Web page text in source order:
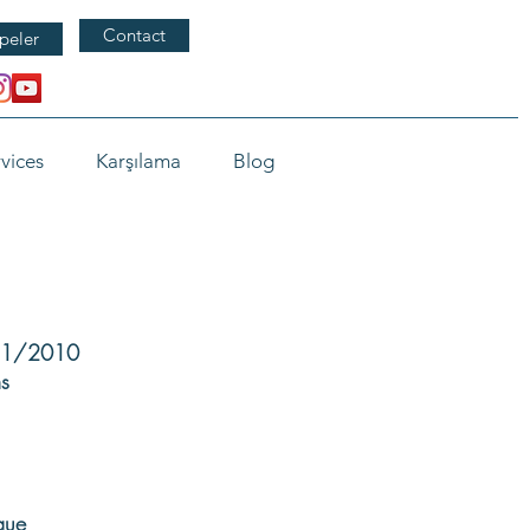
Contact
Karşılama Blog
2010